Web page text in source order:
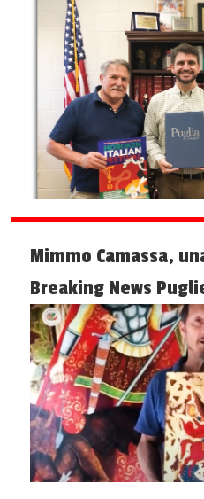
Mimmo Camassa,
Breaking News